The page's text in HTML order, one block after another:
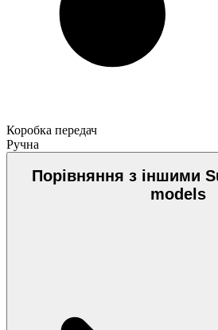
Коробка передач
Ручна
Порівняння з іншими
models